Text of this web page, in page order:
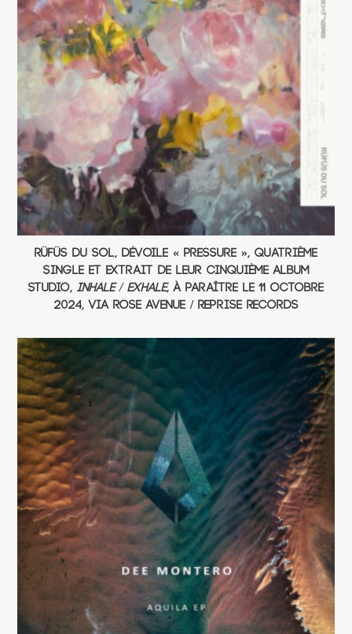
RÜFÜS DU SOL, dévoile « Pressure », quatrième
single et extrait de leur cinquième album
studio, Inhale / Exhale, à paraître le 11 octobre
2024, via Rose Avenue / Reprise Records